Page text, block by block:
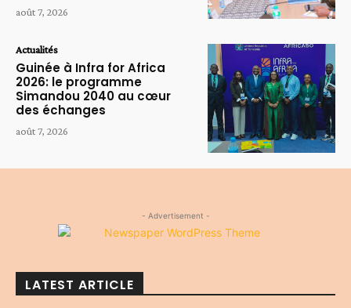
août 7, 2026
Actualités
Guinée à Infra for Africa
2026: le programme
Simandou 2040 au cœur
des échanges
août 7, 2026
- Advertisement -
LATEST ARTICLE